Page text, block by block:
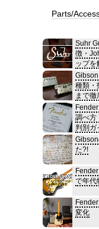
Parts/
Suhr
徴・
ップを
Gibson
種類・
まで徹
調べ方
判別ガ
た?!
で年代
変化